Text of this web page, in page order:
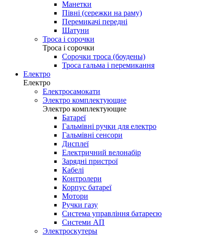
Манетки
Півні (сережки на раму)
Перемикачі передні
Шатуни
Троса і сорочки
Троса і сорочки
Сорочки троса (боудены)
Троса гальма і перемикання
Електро
Електро
Електросамокати
Электро комплектующие
Электро комплектующие
Батареї
Гальмівні ручки для електро
Гальмівні сенсори
Дисплеї
Електричний велонабір
Зарядні пристрої
Кабелі
Контролери
Корпус батареї
Мотори
Ручки газу
Система управління батареєю
Системи АП
Электроскутеры